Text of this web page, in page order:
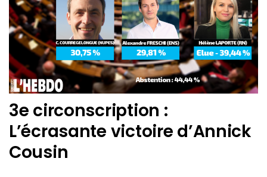
3e circonscription :
L’écrasante victoire d’Annick
Cousin